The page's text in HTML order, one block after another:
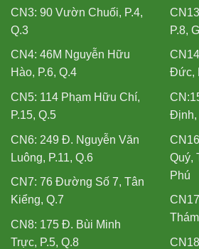
CN3: 90 Vườn Chuối, P.4,
Q.3
CN4: 46M Nguyễn Hữu
Hào, P.6, Q.4
CN5: 114 Phạm Hữu Chí,
P.15, Q.5
CN6: 249 Đ. Nguyễn Văn
Luông, P.11, Q.6
CN7: 76 Đường Số 7, Tân
Kiểng, Q.7
CN8: 175 Đ. Bùi Minh
Trực, P.5, Q.8
P.8,
Đức,
Định,
Quý,
Phú